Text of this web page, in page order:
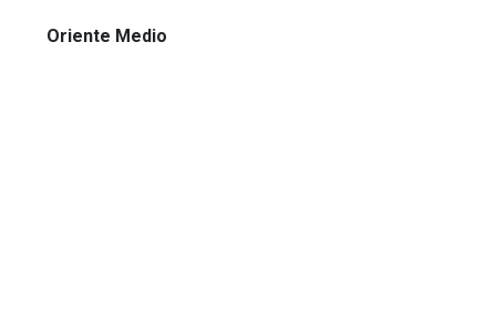
Oriente Medio